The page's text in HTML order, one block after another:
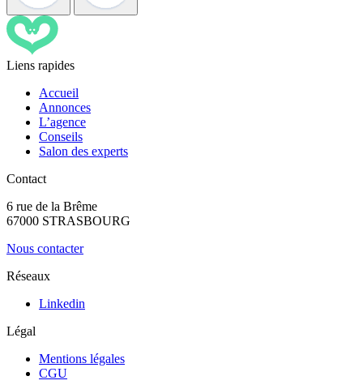
Liens rapides
Accueil
Annonces
L’agence
Conseils
Salon des experts
Contact
6 rue de la Brême
67000 STRASBOURG
Nous contacter
Réseaux
Linkedin
Légal
Mentions légales
CGU